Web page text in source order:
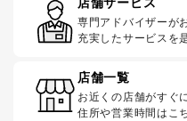
店舗サービス
専門アドバイザーが
充実したサービスを
店舗一覧
お近くの店舗がすぐ
住所や営業時間はこ